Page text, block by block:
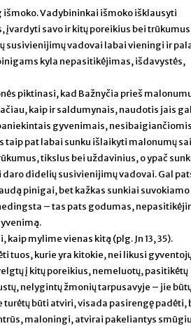
Vadybininkai išmoko išklausyti
savo ir kitų poreikius bei
susivienijimų vadovai labai vieningi ir
kyla nepasitikėjimas, išdavystės,
piktinasi, kad Bažnyčia prieš
kaip ir saldumynais, naudotis jais
gyvenimais,
pat labai sunku išlaikyti malonumų
tikslus bei uždavinius, o ypač
didelių susivienijimų vadovai. Gal
pinigai, bet kažkas sunkiai suvokiamo
– tas pats godumas,
mylime vienas kitą (plg. Jn 13, 35).
tuos, kurie yra kitokie, nei likusi
į kitų poreikius, nemeluotų, pasitikėtų
nelygintų žmonių tarpusavyje – jie
būti atviri, visada pasirengę padėti,
maloningi, atvirai pakeliantys